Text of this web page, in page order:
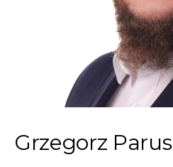
Grzegorz Parus